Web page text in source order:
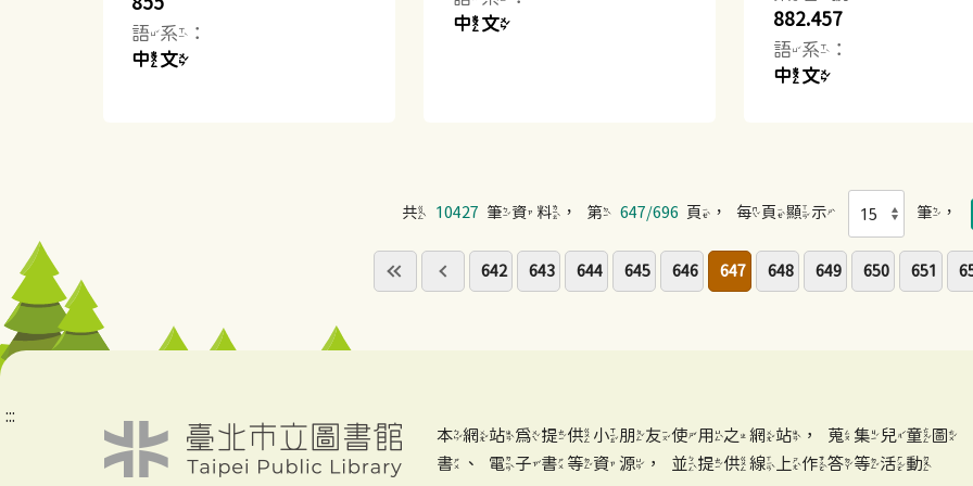
語系：
中文
中文
882.457
語系：
中文
共 10427 筆資料，第 647/696 頁，每頁顯示 筆，
642 643 644 645 646 647 648 649 650 651
:::
本網站為提供小朋友使用之網站，蒐集兒童圖
書、電子書等資源，並提供線上作答等活動